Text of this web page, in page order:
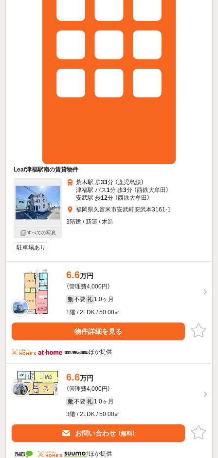
Leaf津福駅南の賃貸物件
すべての写真
荒木駅 歩33分 （鹿児島線）
津福駅 バス1分 歩3分 （西鉄大牟田）
安武駅 歩12分 （西鉄大牟田）
福岡県久留米市安武町安武本3161-1
3階建 / 新築 / 木造
駐車場あり
6.6万円
（管理費4,000円）
敷 不要 礼 1.0ヶ月
1階 / 2LDK / 50.08㎡
物件詳細を見る
ほか提供
6.6万円
（管理費4,000円）
敷 不要 礼 1.0ヶ月
3階 / 2LDK / 50.08㎡
お問い合わせ （無料）
ほか提供